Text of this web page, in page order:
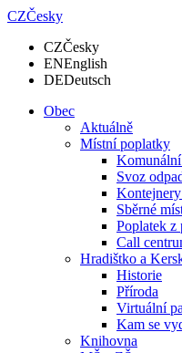
CZČesky
CZČesky
ENEnglish
DEDeutsch
Obec
Aktuálně
Místní poplatky
Svoz
Sběrné
Poplatek z
Call
Hradištko a
Historie
Příroda
Virtuální
Kam se
Knihovna